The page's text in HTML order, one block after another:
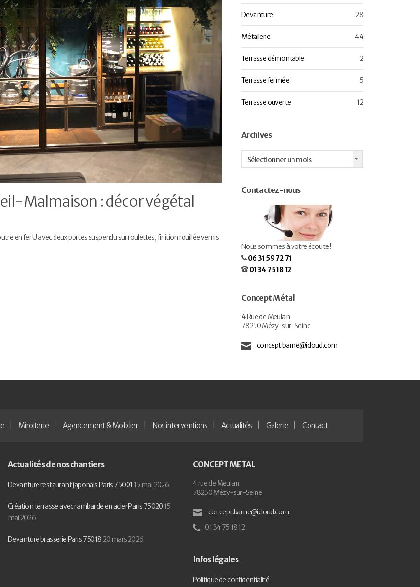
Malmaison : décor végétal
en fer U avec deux portes suspendu sur roulettes, finition rouillée vernis
Devanture 28
Métallerie 44
Terrasse démontable 2
Terrasse fermée 5
Terrasse ouverte 12
Archives
Archives
Sélectionner un mois
Contactez-nous
Nous sommes à votre écoute !
06 31 59 72 71
01 34 75 18 12
Concept Métal
4 Rue de Meulan
78250 Mézy-sur-Seine
concept.barne@icloud.com
Miroiterie Agencement & Mobilier Nos interventions Actualités Galerie Contact
Actualités de nos chantiers
Devanture restaurant japonais Paris 75001 15 mai 2026
Création terrasse avec rambarde en acier Paris 75020 15
mai 2026
Devanture brasserie Paris 75018 20 mars 2026
CONCEPT METAL
4 rue de Meulan
78250 Mézy-sur-Seine
concept.barne@icloud.com
01 34 75 18 12
Infos légales
Politique de confidentialité